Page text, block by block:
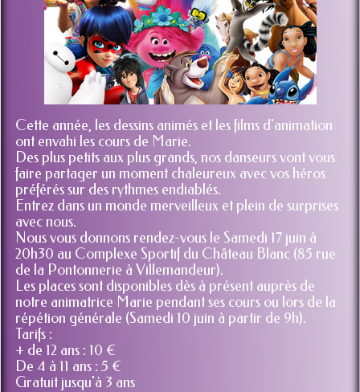
Cette année, les dessins animés et les films d'animation
ont envahi les cours de Marie.
Des plus petits aux plus grands, nos danseurs vont vous
faire partager un moment chaleureux avec vos héros
préférés sur des rythmes endiablés.
Entrez dans un monde merveilleux et plein de surprises
avec nous.
Nous vous donnons rendez-vous le Samedi 17 juin à
20h30 au Complexe Sportif du Château Blanc (85 rue
de la Pontonnerie à Villemandeur).
Les places sont disponibles dès à présent auprès de
notre animatrice Marie pendant ses cours ou lors de la
répétion générale (Samedi 10 juin à partir de 9h).
Tarifs :
+ de 12 ans : 10 €
De 4 à 11 ans : 5 €
Gratuit jusqu'à 3 ans